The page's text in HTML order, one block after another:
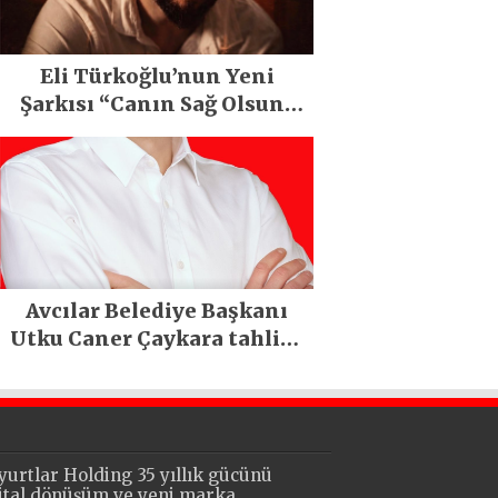
Eli Türkoğlu’nun Yeni
Şarkısı “Canın Sağ Olsun”
Büyük İlgi Gördü!..
Avcılar Belediye Başkanı
Utku Caner Çaykara tahliye
Holding 35 yıllık gücünü